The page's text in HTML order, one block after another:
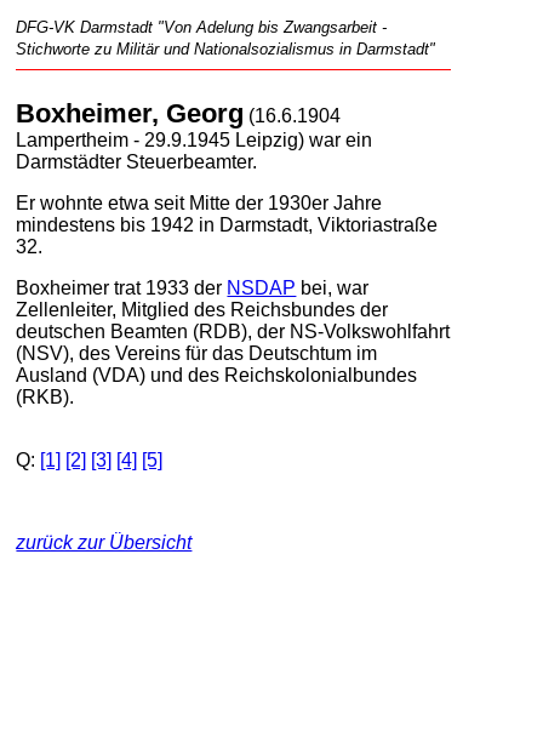
DFG-VK Darmstadt "Von Adelung bis Zwangsarbeit -
Stichworte zu Militär und Nationalsozialismus in Darmstadt"
Boxheimer, Georg (16.6.1904
Lampertheim - 29.9.1945 Leipzig) war ein
Darmstädter Steuerbeamter.
Er wohnte etwa seit Mitte der 1930er Jahre
mindestens bis 1942 in Darmstadt, Viktoriastraße
32.
Boxheimer trat 1933 der NSDAP bei, war
Zellenleiter, Mitglied des Reichsbundes der
deutschen Beamten (RDB), der NS-Volkswohlfahrt
(NSV), des Vereins für das Deutschtum im
Ausland (VDA) und des Reichskolonialbundes
(RKB).
Q: [1] [2] [3] [4] [5]
zurück zur Übersicht